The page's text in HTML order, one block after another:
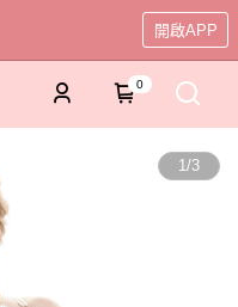
開啟APP
0
1/3